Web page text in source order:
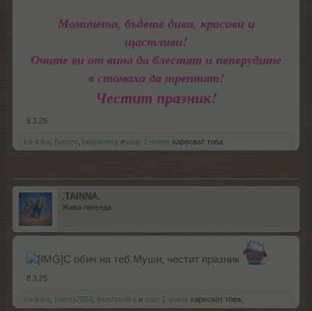
Момичета, бъдете диви, красиви и
щастливи!
Очите ви от вино да блестят и пеперудите
в стомаха да трептят!
Честит празник!
8.3.25
ka-linka Bamze tanyamery и още 1 човек харесват това.
.TAINNA.
Жива легенда
С обич на теб Муши, честит празник
8.3.25
ka-linka milena7004 mushnu4ka и още 1 човек харесват това.